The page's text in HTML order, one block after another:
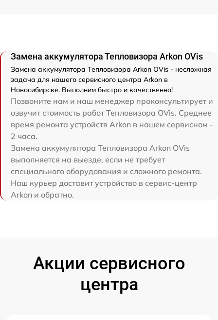
Замена аккумулятора Тепловизора Arkon OVis
Замена аккумулятора Тепловизора Arkon OVis - несложная
задача для нашего сервисного центра Arkon в
Новосибирске. Выполним быстро и качественно!
Позвоните нам и наш менеджер проконсультирует и
озвучит стоимость работ Тепловизора OVis. Среднее
время ремонта устройств Arkon в нашем сервисном -
2 часа.
Замена аккумулятора Тепловизора Arkon OVis
выполняется на выезде, если не требует
специального оборудования и сложного ремонта.
Наш курьер доставит устройство в сервис-центр
Arkon и обратно.
Акции сервисного
центра